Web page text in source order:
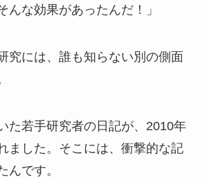
んな効果があったんだ！」
究には、誰も知らない別の側面
た若手研究者の日記が、2010年
ました。そこには、衝撃的な記
んです。